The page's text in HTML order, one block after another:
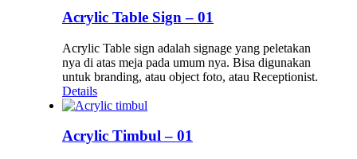
Acrylic Table Sign – 01
Acrylic Table sign adalah signage yang peletakan
nya di atas meja pada umum nya. Bisa digunakan
untuk branding, atau object foto, atau Receptionist.
Details
Acrylic Timbul – 01